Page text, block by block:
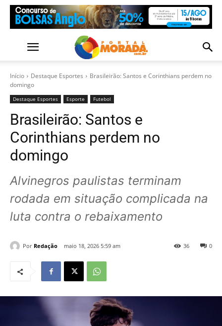
Início Destaque Esportes
Brasileirão: Santos e Corinthians perdem no
domingo
Destaque Esportes Esporte Futebol
Brasileirão: Santos e
Corinthians perdem no
domingo
Alvinegros paulistas terminam
rodada em situação complicada na
luta contra o rebaixamento
Por Redação maio 18, 2026 5:59 am 0
36